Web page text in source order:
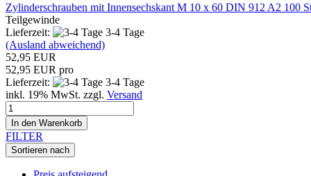
Zylinderschrauben mit Innensechskant M 10 x 60 DIN 912 A2 100
Teilgewinde
Lieferzeit:
3-4 Tage
(Ausland abweichend)
52,95 EUR
52,95 EUR pro
Lieferzeit:
3-4 Tage
inkl. 19% MwSt. zzgl. Versand
In den Warenkorb
FILTER
Sortieren nach